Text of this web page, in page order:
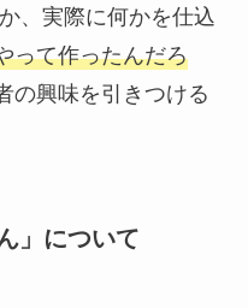
、実際に何かを仕込
って作ったんだろ
の興味を引きつける
」について